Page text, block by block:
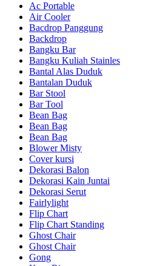
Ac Portable
Air Cooler
Bacdrop Panggung
Backdrop
Bangku Bar
Bangku Kuliah Stainles
Bantal Alas Duduk
Bantalan Duduk
Bar Stool
Bar Tool
Bean Bag
Bean Bag
Bean Bag
Blower Misty
Cover kursi
Dekorasi Balon
Dekorasi Kain Juntai
Dekorasi Serut
Fairlylight
Flip Chart
Flip Chart Standing
Ghost Chair
Ghost Chair
Gong